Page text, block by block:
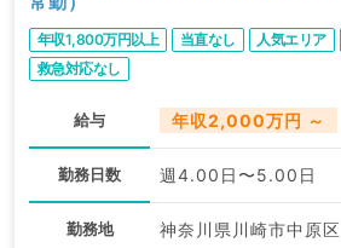
年収1,800万円以上 当直なし 人気エリア
救急対応なし
給与 年収2,000万円 ～
勤務日数 週4.00日〜5.00日
勤務地 神奈川県川崎市中原区